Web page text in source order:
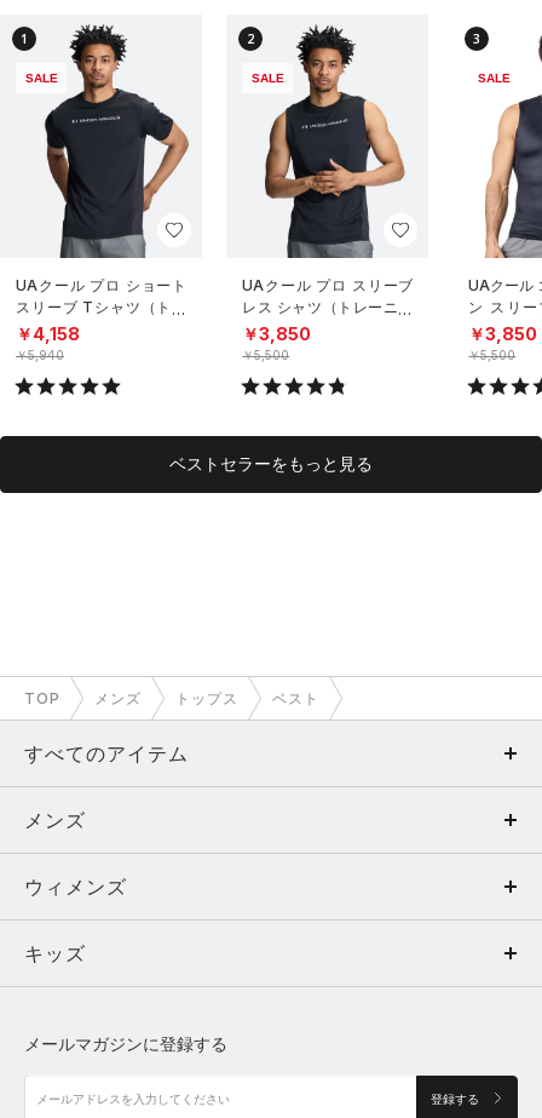
1
SALE
UAクール プロ ショート
スリーブ Tシャツ（トレ
ーニング/MEN）
￥4,158
￥5,940
2
SALE
UAクール プロ スリーブ
レス シャツ（トレーニン
グ/MEN）
￥3,850
￥5,500
3
SALE
UAクール
ン スリ
（トレー
￥3,850
￥5,500
ベストセラーをもっと見る
TOP メンズ トップス ベスト
すべてのアイテム
メンズ
ウィメンズ
キッズ
アクセサリー
メンズ
トップス
ボトムス
アクセサリー
ウィメンズ
トップス
シューズ
キッズ
メールマガジンに登録する
登録する